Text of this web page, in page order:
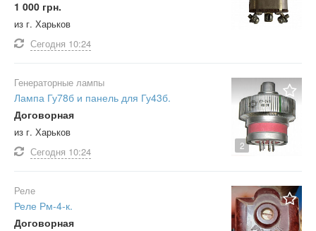
1 000 грн.
из г. Харьков
Сегодня 10:24
2
Генераторные лампы
Лампа Гу78б и панель для Гу43б.
Договорная
из г. Харьков
Сегодня 10:24
Реле
Реле Рм-4-к.
Договорная